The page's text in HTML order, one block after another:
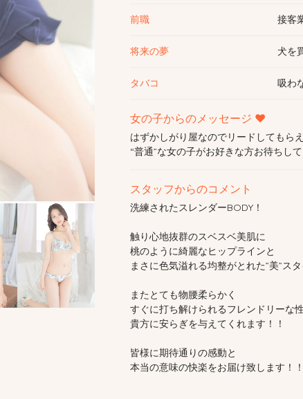
前職 接客
将来の夢 犬を
タバコ 吸わ
女の子からのメッセージ ♥
はずかしがり屋なのでリードしてもら
“普通”な女の子がお好きな方お待ちし
スタッフからのコメント
洗練されたスレンダーBODY！
触り心地抜群のスベスベ美肌に
桃のように綺麗なヒップラインと
まさに色気溢れる均整がとれた”美”ス
またとても物腰柔らかく
すぐに打ち解けられるフレンドリーな
貴方に安らぎを与えてくれます！！
皆様に期待通りの感動と
本当の意味の快楽をお届け致します！